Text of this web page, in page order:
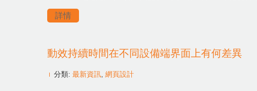
詳情
動效持續時間在不同設備端界面上有何差異
分類: 最新資訊 網頁設計